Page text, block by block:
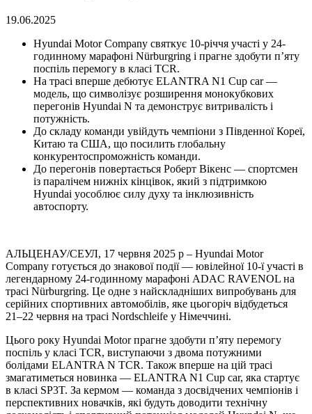
19.06.2025
Hyundai Motor Company святкує 10-річчя участі у 24-
годинному марафоні Nürburgring і прагне здобути п’яту
поспіль перемогу в класі TCR.
На трасі вперше дебютує ELANTRA N1 Cup car —
модель, що символізує розширення монокубкових
перегонів Hyundai N та демонструє витривалість і
потужність.
До складу команди увійдуть чемпіони з Південної Кореї,
Китаю та США, що посилить глобальну
конкурентоспроможність команди.
До перегонів повертається Роберт Вікенс — спортсмен
із паралічем нижніх кінцівок, який з підтримкою
Hyundai уособлює силу духу та інклюзивність
автоспорту.
АЛЬЦЕНАУ/СЕУЛ, 17 червня 2025 р – Hyundai Motor
Company готується до знакової події — ювілейної 10-ї участі в
легендарному 24-годинному марафоні ADAC RAVENOL на
трасі Nürburgring. Це одне з найскладніших випробувань для
серійних спортивних автомобілів, яке цьогоріч відбудеться
21–22 червня на трасі Nordschleife у Німеччині.
Цього року Hyundai Motor прагне здобути п’яту перемогу
поспіль у класі TCR, виступаючи з двома потужними
болідами ELANTRA N TCR. Також вперше на цій трасі
змагатиметься новинка — ELANTRA N1 Cup car, яка стартує
в класі SP3T. За кермом — команда з досвідчених чемпіонів і
перспективних новачків, які будуть доводити технічну